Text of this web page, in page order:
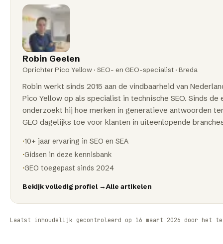
Robin Geelen
Oprichter Pico Yellow · SEO- en GEO-specialist · Breda
Robin werkt sinds 2015 aan de vindbaarheid van
Pico Yellow op als specialist in technische SEO. Sinds
onderzoekt hij hoe merken in generatieve antwoorden
GEO dagelijks toe voor klanten in uiteenlopende
·10+ jaar ervaring in SEO en SEA
·Gidsen in deze kennisbank
·GEO toegepast sinds 2024
Bekijk volledig profiel →Alle artikelen
Laatst inhoudelijk gecontroleerd op 16 maart 2026 door het